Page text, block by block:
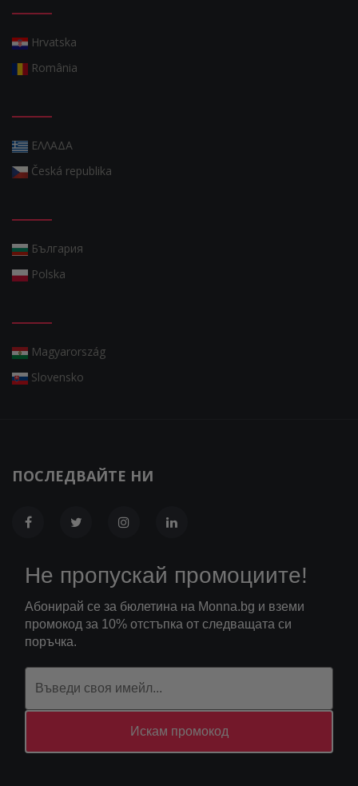
Hrvatska
România
ΕΛΛΑΔΑ
Česká republika
България
Polska
Magyarország
Slovensko
ПОСЛЕДВАЙТЕ НИ
Не пропускай промоциите!
Абонирай се за бюлетина на Monna.bg и вземи
промокод за 10% отстъпка от следващата си
поръчка.
Искам промокод